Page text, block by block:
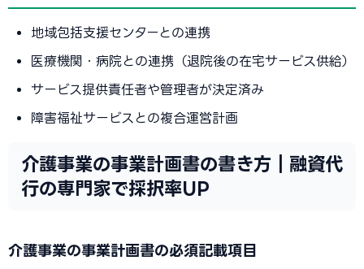
地域包括支援センターとの連携
医療機関・病院との連携（退院後の在宅サービス供給）
サービス提供責任者や管理者が決定済み
障害福祉サービスとの複合運営計画
介護事業の事業計画書の書き方｜融資代
行の専門家で採択率UP
介護事業の事業計画書の必須記載項目